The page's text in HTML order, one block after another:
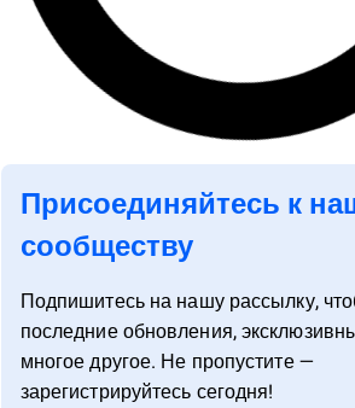
Присоединяйтесь к
сообществу
Подпишитесь на нашу рассылку,
последниеобновления,
многоедругое. Не пропустите—
зарегистрируйтесь сегодня!